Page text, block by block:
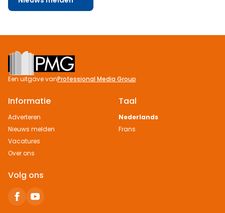
Footer
Een uitgave vanProfessional Media Group
Informatie
Adverteren
Nieuws melden
Vacatures
Over ons
Taal
Nederlands
Frans
Volg ons